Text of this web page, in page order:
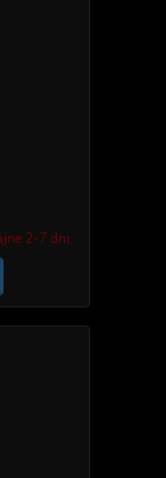
2-7 dni.